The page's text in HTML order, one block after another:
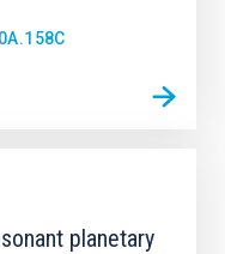
planetary